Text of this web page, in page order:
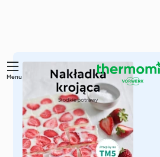
Przejdź
głównej
treści
Menu